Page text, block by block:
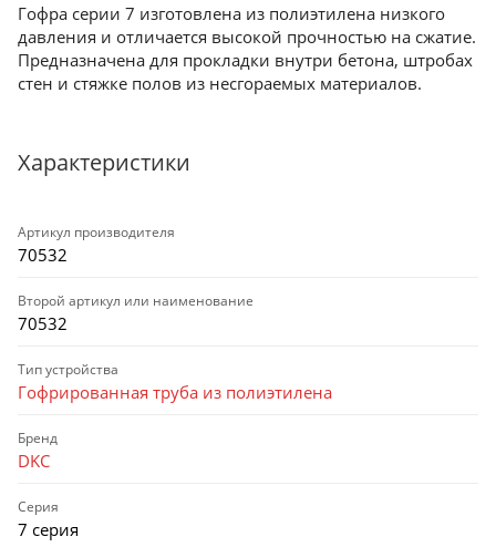
Гофра серии 7 изготовлена из полиэтилена низкого
давления и отличается высокой прочностью на сжатие.
Предназначена для прокладки внутри бетона, штробах
стен и стяжке полов из несгораемых материалов.
Характеристики
Артикул производителя
70532
Второй артикул или наименование
70532
Тип устройства
Гофрированная труба из полиэтилена
Бренд
DKC
Серия
7 серия